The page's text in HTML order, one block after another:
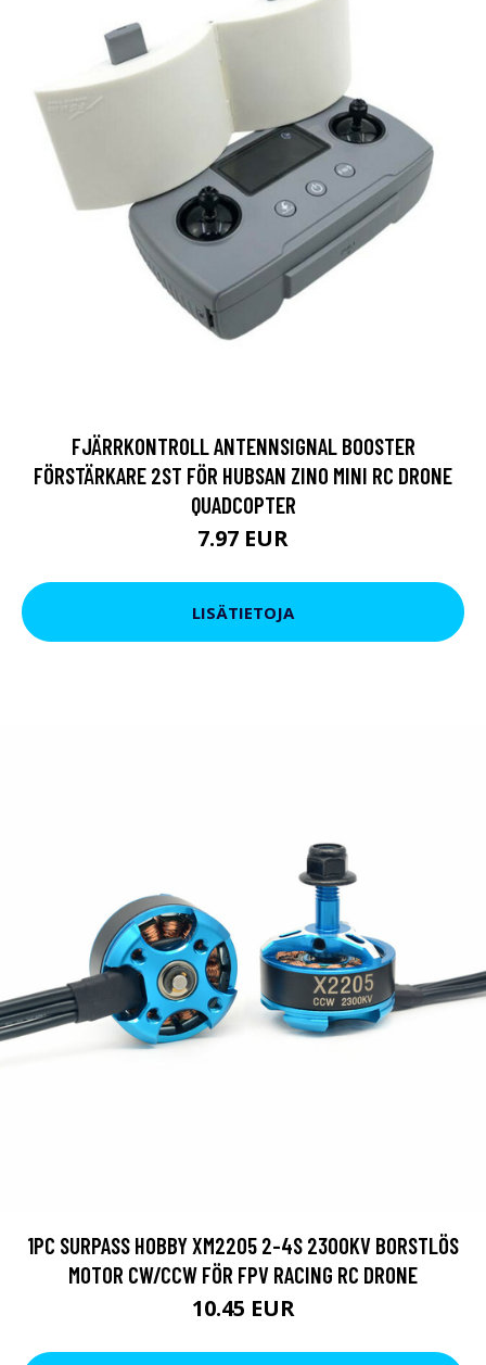
FJÄRRKONTROLL ANTENNSIGNAL BOOSTER
FÖRSTÄRKARE 2ST FÖR HUBSAN ZINO MINI RC DRONE
QUADCOPTER
7.97 EUR
LISÄTIETOJA
1PC SURPASS HOBBY XM2205 2-4S 2300KV BORSTLÖS
MOTOR CW/CCW FÖR FPV RACING RC DRONE
10.45 EUR